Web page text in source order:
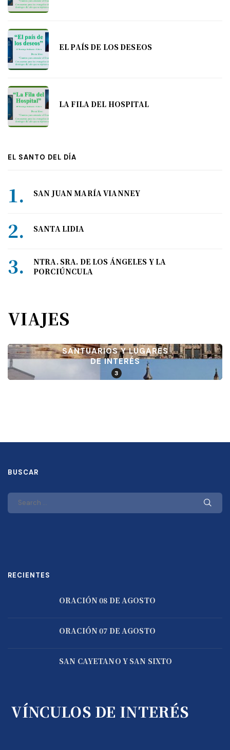
EL PAÍS DE LOS DESEOS
LA FILA DEL HOSPITAL
EL SANTO DEL DÍA
SAN JUAN MARÍA VIANNEY
SANTA LIDIA
NTRA. SRA. DE LOS ÁNGELES Y LA
PORCIÚNCULA
VIAJES
SANTUARIOS Y LUGARES
DE INTERÉS
3
BUSCAR
RECIENTES
ORACIÓN 08 DE AGOSTO
ORACIÓN 07 DE AGOSTO
SAN CAYETANO Y SAN SIXTO
VÍNCULOS DE INTERÉS